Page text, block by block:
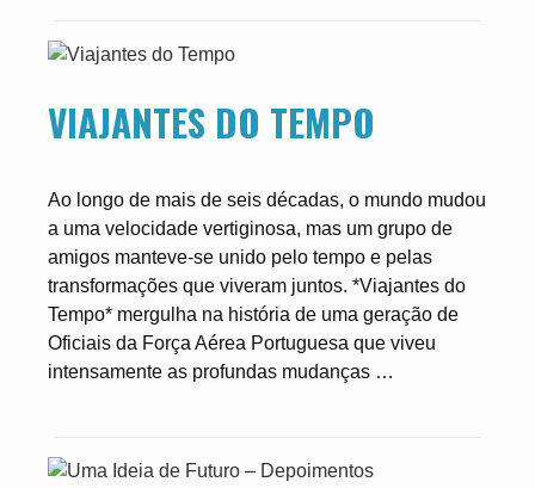
VIAJANTES DO TEMPO
Ao longo de mais de seis décadas, o mundo mudou
a uma velocidade vertiginosa, mas um grupo de
amigos manteve-se unido pelo tempo e pelas
transformações que viveram juntos. *Viajantes do
Tempo* mergulha na história de uma geração de
Oficiais da Força Aérea Portuguesa que viveu
intensamente as profundas mudanças …